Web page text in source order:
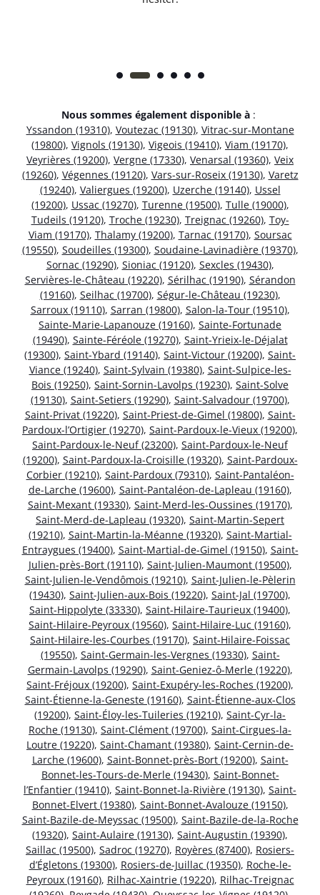
Nous sommes également disponible à :
Yssandon (19310), Voutezac (19130), Vitrac-sur-Montane
(19800), Vignols (19130), Vigeois (19410), Viam (19170),
Veyrières (19200), Vergne (17330), Venarsal (19360), Veix
(19260), Végennes (19120), Vars-sur-Roseix (19130), Varetz
(19240), Valiergues (19200), Uzerche (19140), Ussel
(19200), Ussac (19270), Turenne (19500), Tulle (19000),
Tudeils (19120), Troche (19230), Treignac (19260), Toy-
Viam (19170), Thalamy (19200), Tarnac (19170), Soursac
(19550), Soudeilles (19300), Soudaine-Lavinadière (19370),
Sornac (19290), Sioniac (19120), Sexcles (19430),
Servières-le-Château (19220), Sérilhac (19190), Sérandon
(19160), Seilhac (19700), Ségur-le-Château (19230),
Sarroux (19110), Sarran (19800), Salon-la-Tour (19510),
Sainte-Marie-Lapanouze (19160), Sainte-Fortunade
(19490), Sainte-Féréole (19270), Saint-Yrieix-le-Déjalat
(19300), Saint-Ybard (19140), Saint-Victour (19200), Saint-
Viance (19240), Saint-Sylvain (19380), Saint-Sulpice-les-
Bois (19250), Saint-Sornin-Lavolps (19230), Saint-Solve
(19130), Saint-Setiers (19290), Saint-Salvadour (19700),
Saint-Privat (19220), Saint-Priest-de-Gimel (19800), Saint-
Pardoux-l’Ortigier (19270), Saint-Pardoux-le-Vieux (19200),
Saint-Pardoux-le-Neuf (23200), Saint-Pardoux-le-Neuf
(19200), Saint-Pardoux-la-Croisille (19320), Saint-Pardoux-
Corbier (19210), Saint-Pardoux (79310), Saint-Pantaléon-
de-Larche (19600), Saint-Pantaléon-de-Lapleau (19160),
Saint-Mexant (19330), Saint-Merd-les-Oussines (19170),
Saint-Merd-de-Lapleau (19320), Saint-Martin-Sepert
(19210), Saint-Martin-la-Méanne (19320), Saint-Martial-
Entraygues (19400), Saint-Martial-de-Gimel (19150), Saint-
Julien-près-Bort (19110), Saint-Julien-Maumont (19500),
Saint-Julien-le-Vendômois (19210), Saint-Julien-le-Pèlerin
(19430), Saint-Julien-aux-Bois (19220), Saint-Jal (19700),
Saint-Hippolyte (33330), Saint-Hilaire-Taurieux (19400),
Saint-Hilaire-Peyroux (19560), Saint-Hilaire-Luc (19160),
Saint-Hilaire-les-Courbes (19170), Saint-Hilaire-Foissac
(19550), Saint-Germain-les-Vergnes (19330), Saint-
Germain-Lavolps (19290), Saint-Geniez-ô-Merle (19220),
Saint-Fréjoux (19200), Saint-Exupéry-les-Roches (19200),
Saint-Étienne-la-Geneste (19160), Saint-Étienne-aux-Clos
(19200), Saint-Éloy-les-Tuileries (19210), Saint-Cyr-la-
Roche (19130), Saint-Clément (19700), Saint-Cirgues-la-
Loutre (19220), Saint-Chamant (19380), Saint-Cernin-de-
Larche (19600), Saint-Bonnet-près-Bort (19200), Saint-
Bonnet-les-Tours-de-Merle (19430), Saint-Bonnet-
l’Enfantier (19410), Saint-Bonnet-la-Rivière (19130), Saint-
Bonnet-Elvert (19380), Saint-Bonnet-Avalouze (19150),
Saint-Bazile-de-Meyssac (19500), Saint-Bazile-de-la-Roche
(19320), Saint-Aulaire (19130), Saint-Augustin (19390),
Saillac (19500), Sadroc (19270), Royères (87400), Rosiers-
d’Égletons (19300), Rosiers-de-Juillac (19350), Roche-le-
Peyroux (19160), Rilhac-Xaintrie (19220), Rilhac-Treignac